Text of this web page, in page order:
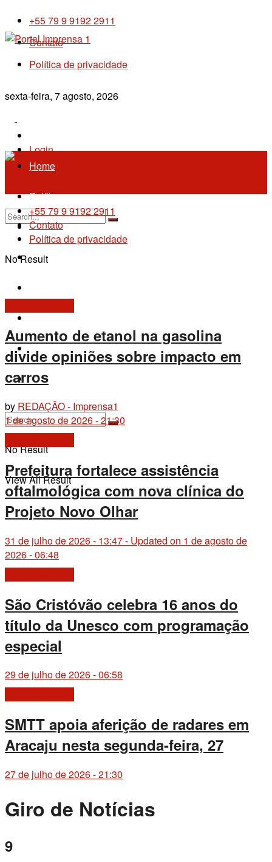
+55 79 9 9192 2911
Contato
Política de privacidade
sexta-feira, 7 agosto, 2026
Login
Home
Política
Imprensa 1
Policial
Contato
+55 79 9 9192-2911
No Result
View All Result
No Result
View All Result
+55 79 9 9192 2911
Contato
Política de privacidade
Aumento de etanol na gasolina
divide opiniões sobre impacto em
carros
by REDAÇÃO - Imprensa1
1 de agosto de 2026 - 21:30
Prefeitura fortalece assistência
oftalmológica com nova clínica do
Projeto Novo Olhar
31 de julho de 2026 - 13:47 - Updated on 1 de agosto de
2026 - 06:48
São Cristóvão celebra 16 anos do
título da Unesco com programação
especial
29 de julho de 2026 - 06:58
SMTT apoia aferição de radares em
Aracaju nesta segunda-feira, 27
27 de julho de 2026 - 21:30
Giro de Notícias
9